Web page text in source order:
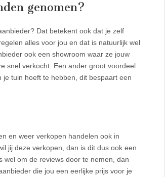
genomen?
Dat betekent ook dat je zelf
alles voor jou en dat is natuurlijk wel
ook een showroom waar ze jouw
snel verkocht. Een ander groot voordeel
tuin hoeft te hebben, dit bespaart een
en weer verkopen handelen ook in
jij deze verkopen, dan is dit dus ook een
wel om de reviews door te nemen, dan
die jou een eerlijke prijs voor je